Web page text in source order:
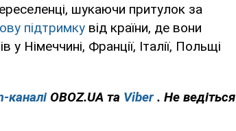
шукаючи притулок за
підтримку від країни, де вони
Німеччині, Франції, Італії, Польщі
каналі OBOZ.UA та Viber . Не ведіться